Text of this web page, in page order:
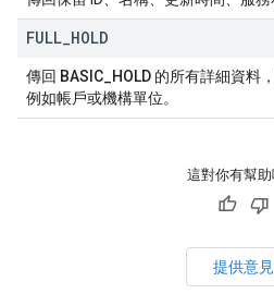
FULL HOLD
傳回 BASIC_HOLD 的所有詳細資料
例如帳戶或機構單位。
這對你有幫助
提供意見